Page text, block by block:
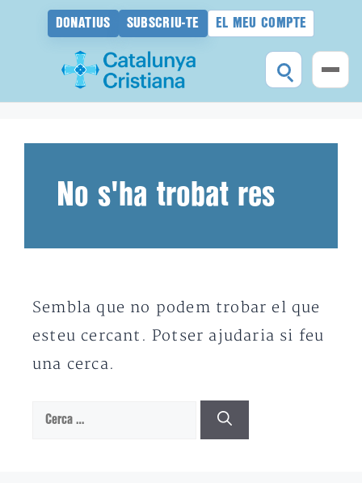
DONATIUS SUBSCRIU-TE EL MEU COMPTE
No s'ha trobat res
Sembla que no podem trobar el que
esteu cercant. Potser ajudaria si feu
una cerca.
Cerca: